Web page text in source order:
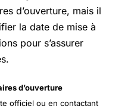
d’ouverture, mais il
la date de mise à
pour s’assurer
d’ouverture
officiel ou en contactant